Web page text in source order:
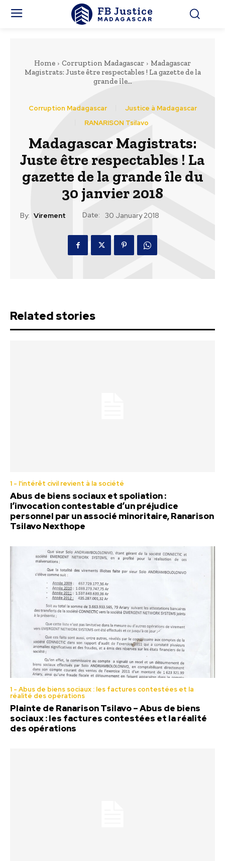
FB Justice
MADAGASCAR
Home Corruption Madagascar
Madagascar
Magistrats: Juste être respectables ! La gazette de la
grande île...
Corruption Madagascar
Justice à Madagascar
RANARISON Tsilavo
Madagascar Magistrats:
Juste être respectables ! La
gazette de la grande île du
30 janvier 2018
By: Virement Date: 30 January 2018
Related stories
1 - l'intérêt civil revient à la société
Abus de biens sociaux et spoliation :
l’invocation contestable d’un préjudice
personnel par un associé minoritaire, Ranarison
Tsilavo Nexthope
1 - Abus de biens sociaux : les factures contestées et la
réalité des opérations
Plainte de Ranarison Tsilavo – Abus de biens
sociaux : les factures contestées et la réalité
des opérations